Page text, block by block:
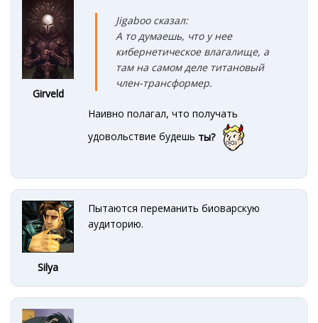
Girveld
Jigaboo сказал:
А то думаешь, что у нее
кибернетическое влагалище, а
там на самом деле титановый
член-трансформер.
Наивно полагал, что получать
удовольствие будешь ты?
Silya
Пытаются переманить биоварскую
аудиторию.